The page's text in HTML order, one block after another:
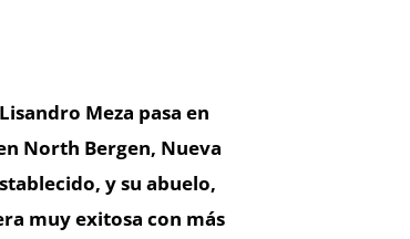
Meza pasa en
North Bergen, Nueva
y su abuelo,
muy exitosa con más